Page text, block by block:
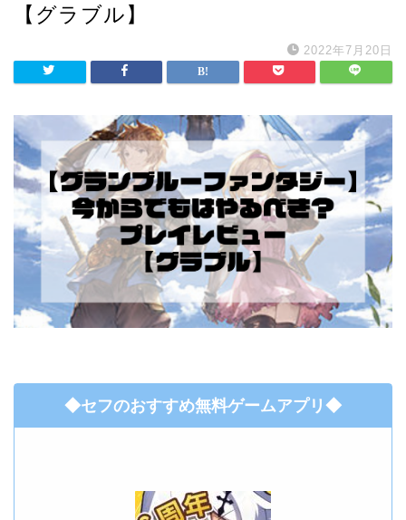
【グラブル】
2022年7月20日
◆セフのおすすめ無料ゲームアプリ◆